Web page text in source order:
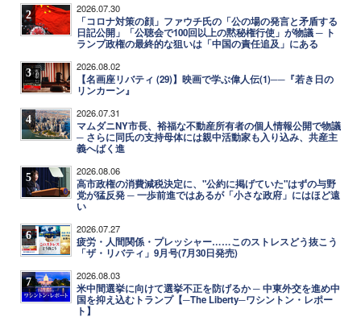
2 2026.07.30
「コロナ対策の顔」ファウチ氏の「公の場の発言と矛盾する
日記公開」「公聴会で100回以上の黙秘権行使」が物議 ─ ト
ランプ政権の最終的な狙いは「中国の責任追及」にある
3 2026.08.02
【名画座リバティ (29)】映画で学ぶ偉人伝(1)──『若き日の
リンカーン』
4 2026.07.31
マムダニNY市長、裕福な不動産所有者の個人情報公開で物議
─ さらに同氏の支持母体には親中活動家も入り込み、共産主
義へばく進
5 2026.08.06
高市政権の消費減税決定に、"公約に掲げていた"はずの与野
党が猛反発 ─ 一歩前進ではあるが「小さな政府」にはほど遠
い
6 2026.07.27
疲労・人間関係・プレッシャー……このストレスどう抜こう
「ザ・リバティ」9月号(7月30日発売)
7 2026.08.03
米中間選挙に向けて選挙不正を防げるか ─ 中東外交を進め中
国を抑え込むトランプ【─The Liberty─ワシントン・レポー
ト】